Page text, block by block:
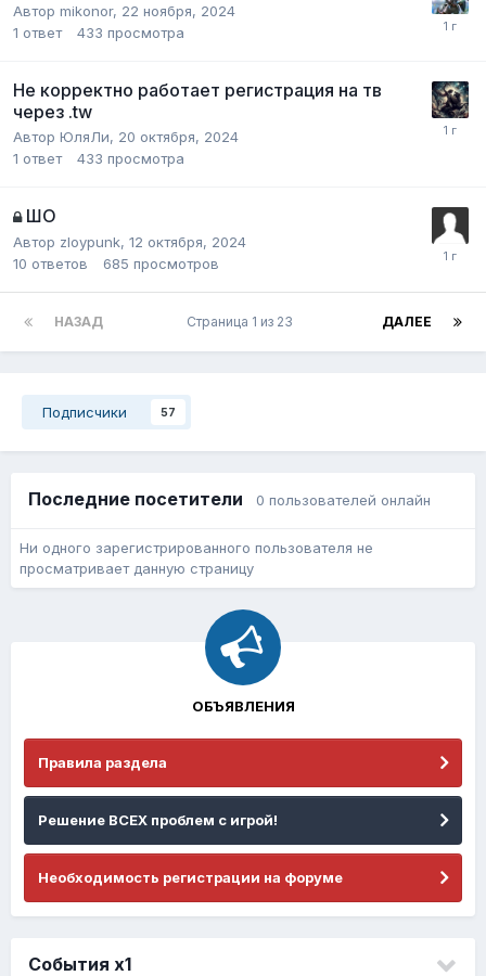
Автор mikonor, 22 ноября, 2024
1 ответ 433 просмотра
Не корректно работает регистрация на тв
через .tw
Автор ЮляЛи, 20 октября, 2024
1 ответ 433 просмотра
ШО
Автор zloypunk, 12 октября, 2024
10 ответов 685 просмотров
НАЗАД ДАЛЕЕ
Страница 1 из 23
Подписчики 57
Последние посетители 0 пользователей онлайн
Ни одного зарегистрированного пользователя не
просматривает данную страницу
ОБЪЯВЛЕНИЯ
Правила раздела
Решение ВСЕХ проблем с игрой!
Необходимость регистрации на форуме
События х1